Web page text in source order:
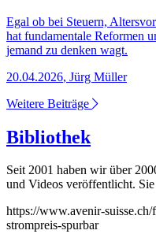
Egal ob bei Steuern,
hat fundamentale Reformen
jemand zu denken wagt.
20.04.2026, Jürg Müller
Weitere Beiträge
Bibliothek
Seit 2001 haben wir über
und Videos veröffentlicht.
https://www.avenir-
strompreis-spurbar